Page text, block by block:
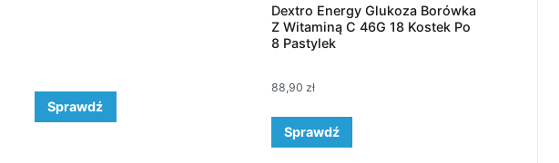
Sprawdź
Dextro Energy Glukoza Borówka
Z Witaminą C 46G 18 Kostek Po
8 Pastylek
88,90 zł
Sprawdź